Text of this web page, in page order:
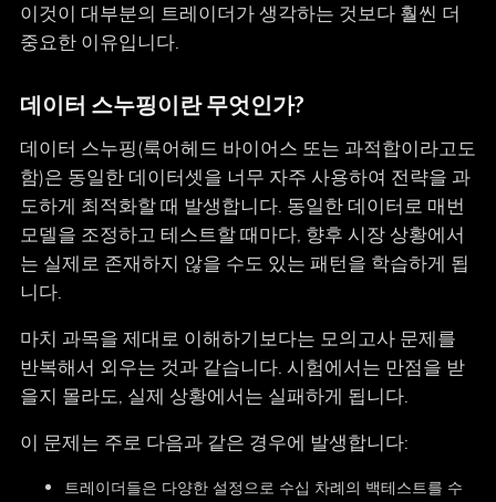
이것이 대부분의 트레이더가 생각하는 것보다 훨씬 더
중요한 이유입니다.
데이터 스누핑이란 무엇인가?
데이터 스누핑(룩어헤드 바이어스 또는 과적합이라고도
함)은 동일한 데이터셋을 너무 자주 사용하여 전략을 과
도하게 최적화할 때 발생합니다. 동일한 데이터로 매번
모델을 조정하고 테스트할 때마다, 향후 시장 상황에서
는 실제로 존재하지 않을 수도 있는 패턴을 학습하게 됩
니다.
마치 과목을 제대로 이해하기보다는 모의고사 문제를
반복해서 외우는 것과 같습니다. 시험에서는 만점을 받
을지 몰라도, 실제 상황에서는 실패하게 됩니다.
이 문제는 주로 다음과 같은 경우에 발생합니다:
트레이더들은 다양한 설정으로 수십 차례의 백테스트를 수